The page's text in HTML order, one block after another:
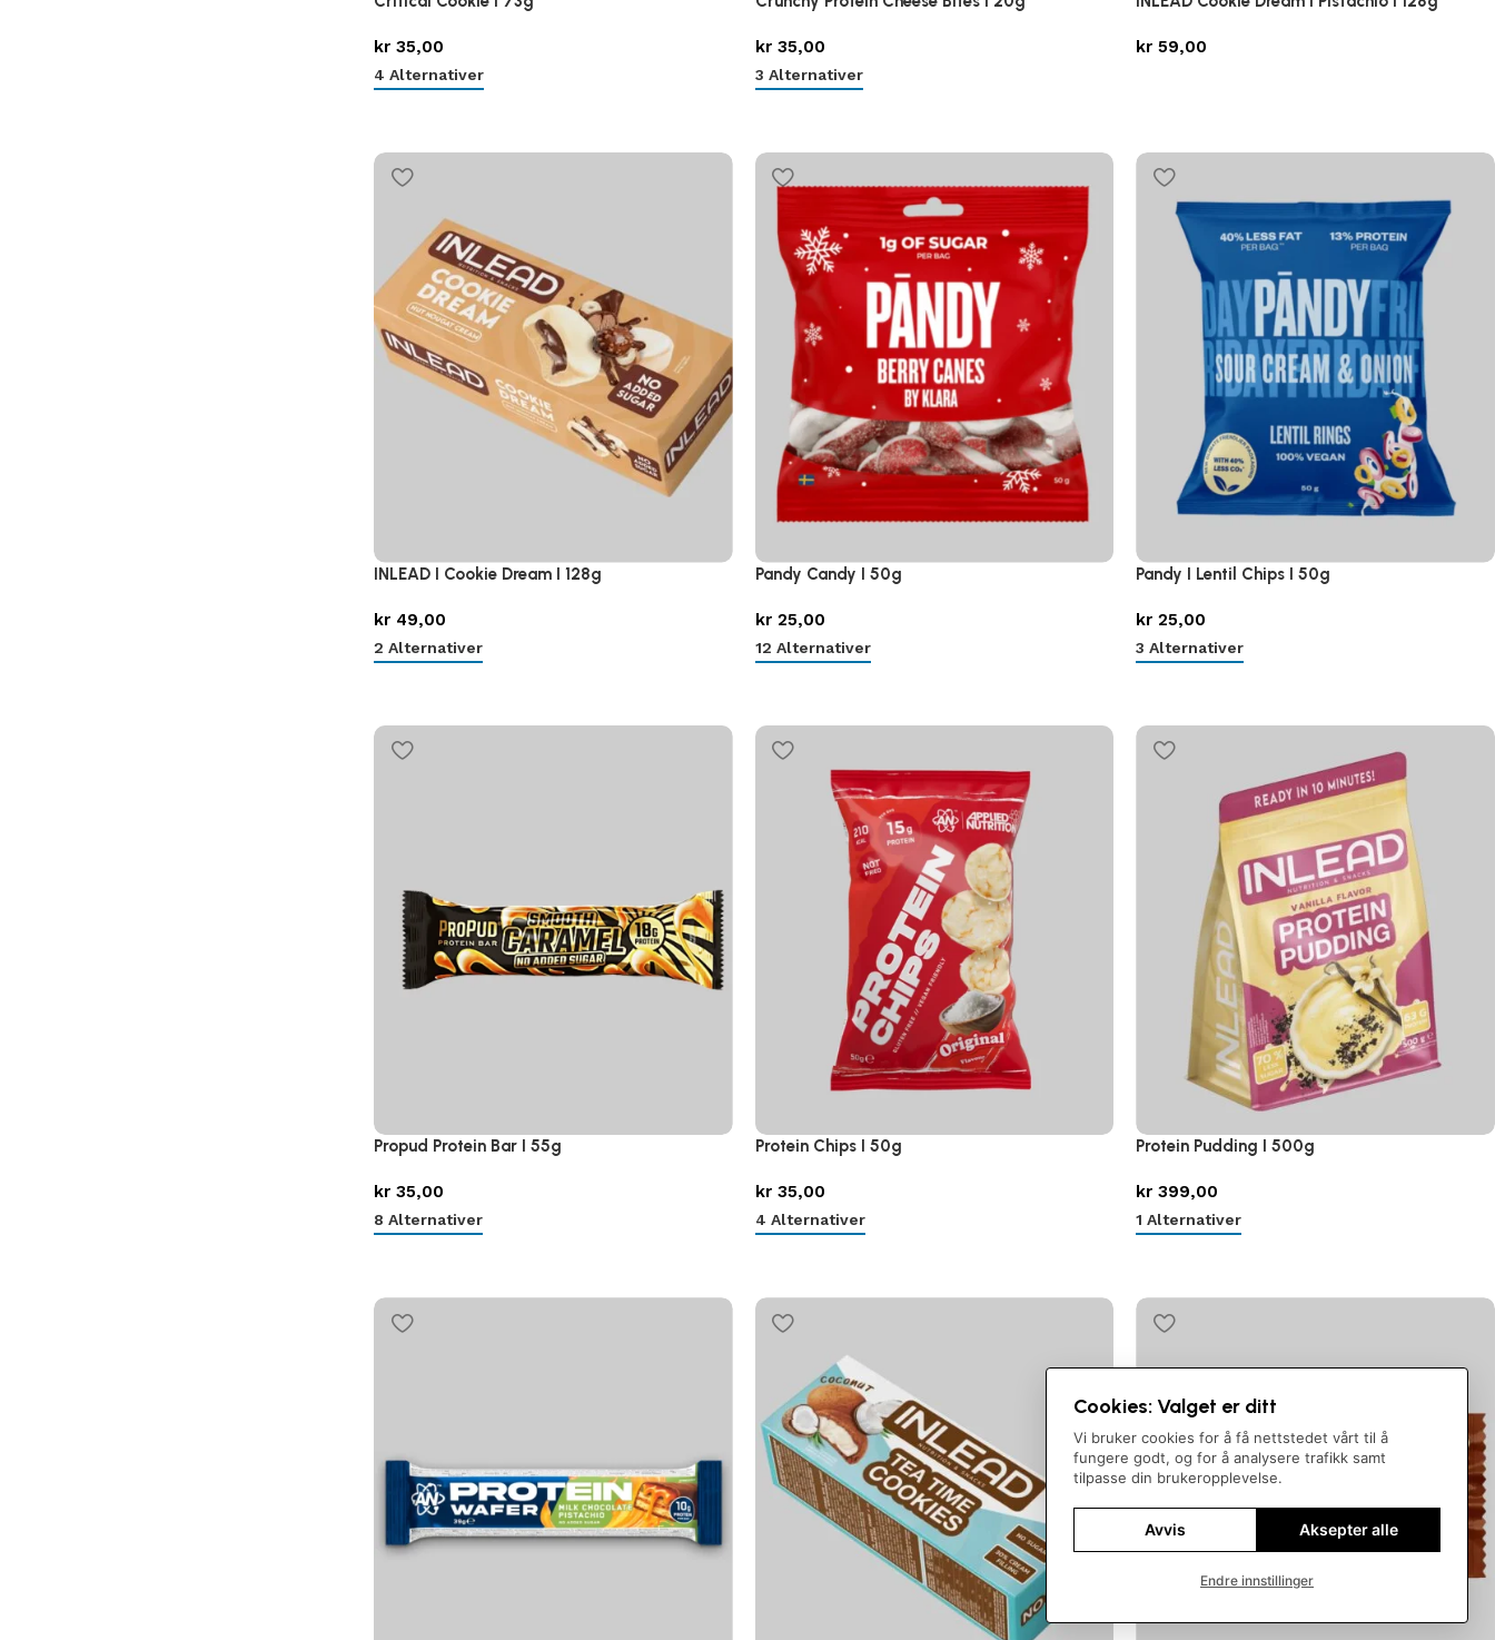
kr 35,00
4 Alternativer
kr35,00
3 Alternativer
kr 59,00
INLEAD I Cookie Dream I 128g
kr 49,00
2 Alternativer
Pandy Candy I 50g
kr25,00
12 Alternativer
Pandy I Lentil Chips I 50g
kr 25,00
3 Alternativer
Propud Protein Bar I 55g
kr 35,00
8 Alternativer
Protein Chips I 50g
kr35,00
4 Alternativer
Protein Pudding I 500g
kr 399,00
1 Alternativer
Cookies: Valget er ditt
Vi bruker cookies for å få nettstedet vårt til å
fungere godt, og for å analysere trafikk samt
tilpasse din brukeropplevelse.
Avvis Aksepter alle
Endre innstillinger